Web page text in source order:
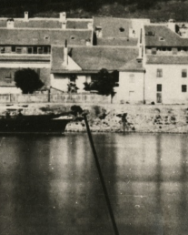
Sopron
119., Eipeltauer és Vida boltja.